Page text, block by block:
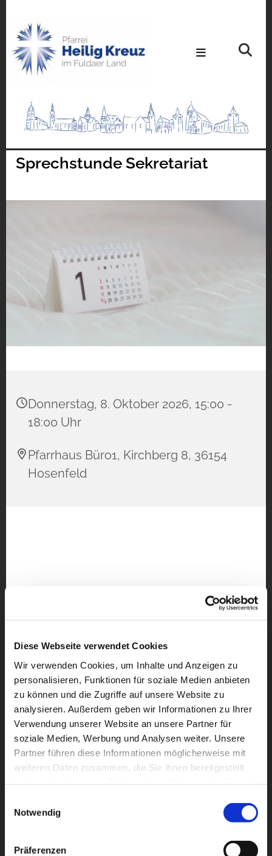
Diese Webseite verwendet Cookies
Wir verwenden Cookies, um Inhalte und Anzeigen zu
personalisieren, Funktionen für soziale Medien anbieten
zu können und die Zugriffe auf unsere Website zu
analysieren. Außerdem geben wir Informationen zu Ihrer
Verwendung unserer Website an unsere Partner für
soziale Medien, Werbung und Analysen weiter. Unsere
Partner führen diese Informationen möglicherweise mit
weiteren Daten zusammen, die Sie ihnen bereitgestellt
Notwendig
Präferenzen
Sprechstunde Sekretariat
Donnerstag, 8. Oktober 2026, 15:00 -
18:00 Uhr
Pfarrhaus Büro1, Kirchberg 8, 36154
Hosenfeld
Dies könnte Sie auch